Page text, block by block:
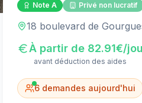
Note A Privé non lucratif
18 boulevard de
À partir de 82.91€/
avant déduction des aides
6 demandes aujourd'hui